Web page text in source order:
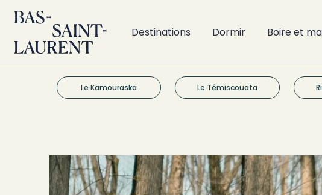
Destinations Dormir Boire et
Le Kamouraska Le Témiscouata